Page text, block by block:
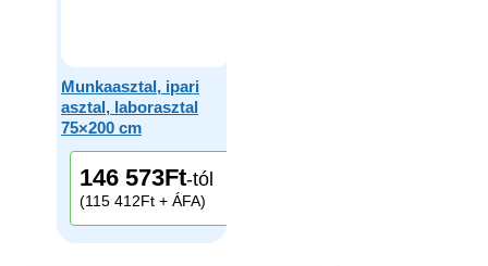
Munkaasztal, ipari
asztal, laborasztal
75×200 cm
146 573Ft-tól
(115 412Ft + ÁFA)